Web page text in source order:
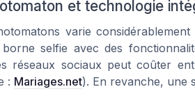
et technologie
varie
selfie avec des
réseaux sociaux peut coûter
: Mariages.net). En revanche, une